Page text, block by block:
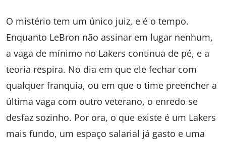
O mistério tem um único juiz, e é o tempo.
Enquanto LeBron não assinar em lugar nenhum,
a vaga de mínimo no Lakers continua de pé, e a
teoria respira. No dia em que ele fechar com
qualquer franquia, ou em que o time preencher a
última vaga com outro veterano, o enredo se
desfaz sozinho. Por ora, o que existe é um Lakers
mais fundo, um espaço salarial já gasto e uma